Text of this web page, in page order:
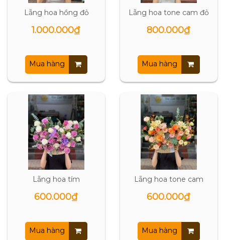
Lẵng hoa hồng đỏ
1.000.000₫
Mua hàng
Lẵng hoa tone cam đỏ
800.000₫
Mua hàng
Lẵng hoa tím
600.000₫
Mua hàng
Lẵng hoa tone cam
600.000₫
Mua hàng